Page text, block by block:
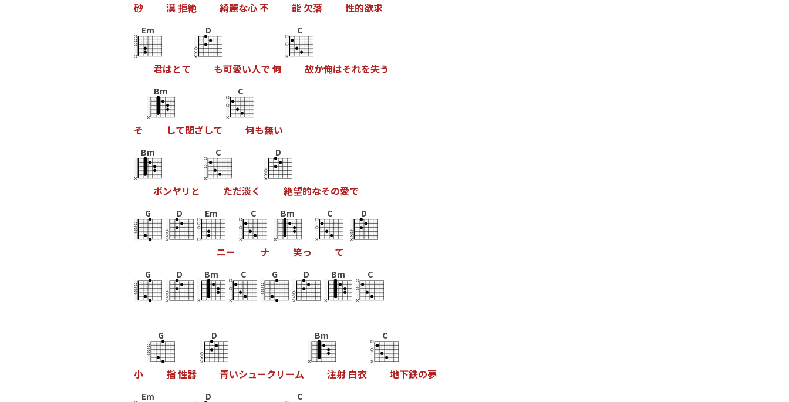
砂 漠 拒絶 綺麗な心不 能欠落 性的欲求
Em
君はとて
D
も可愛い人で 何
C
故か俺はそれを失う
そ
Bm
して閉ざして
C
何も無い
Bm
ボンヤリ と
C
ただ淡く
D
絶望的なその愛で
G D Em
ニー
C
ナ
Bm
笑っ
C
て
D
G D Bm C G D Bm C
小
G
指性器
D
青いシュークリーム
Bm
注射 白衣
C
地下鉄の夢
Em D C